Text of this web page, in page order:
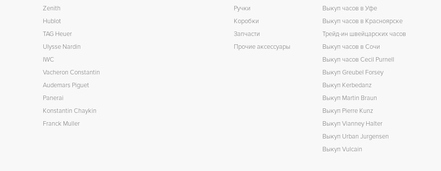
Zenith
Hublot
TAG Heuer
Ulysse Nardin
IWC
Vacheron Constantin
Audemars Piguet
Panerai
Konstantin Chaykin
Franck Muller
Ручки
Коробки
Запчасти
Прочие аксессуары
Выкуп часов в Уфе
Выкуп часов в Красноярске
Трейд-ин швейцарских часов
Выкуп часов в Сочи
Выкуп часов Cecil Purnell
Выкуп Greubel Forsey
Выкуп Kerbedanz
Выкуп Martin Braun
Выкуп Pierre Kunz
Выкуп Vianney Halter
Выкуп Urban Jurgensen
Выкуп Vulcain